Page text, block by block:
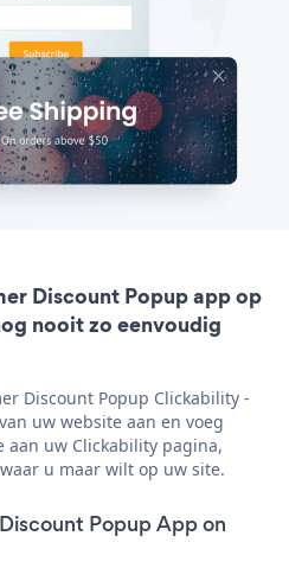
Discount Popup app op
nooit zo eenvoudig
Discount Popup Clickability -
uw website aan en voeg
aan uw Clickability pagina,
u maar wilt op uw site.
Popup App on